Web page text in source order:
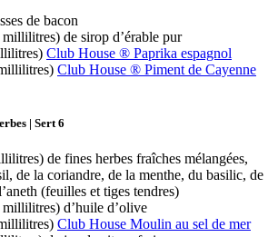
de bacon
de sirop d’érable pur
Club House ® Paprika espagnol
Club House ® Piment de Cayenne
| Sert 6
de fines herbes fraîches mélangées,
de la coriandre, de la menthe, du basilic, de
(feuilles et tiges tendres)
d’huile d’olive
Club House Moulin au sel de mer